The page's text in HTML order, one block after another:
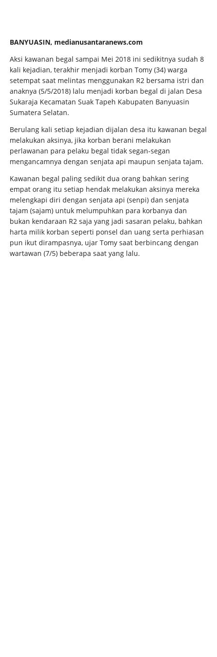
BANYUASIN, medianusantaranews.com
Aksi kawanan begal sampai Mei 2018 ini sedikitnya sudah 8
kali kejadian, terakhir menjadi korban Tomy (34) warga
setempat saat melintas menggunakan R2 bersama istri dan
anaknya (5/5/2018) lalu menjadi korban begal di jalan Desa
Sukaraja Kecamatan Suak Tapeh Kabupaten Banyuasin
Sumatera Selatan.
Berulang kali setiap kejadian dijalan desa itu kawanan begal
melakukan aksinya, jika korban berani melakukan
perlawanan para pelaku begal tidak segan-segan
mengancamnya dengan senjata api maupun senjata tajam.
Kawanan begal paling sedikit dua orang bahkan sering
empat orang itu setiap hendak melakukan aksinya mereka
melengkapi diri dengan senjata api (senpi) dan senjata
tajam (sajam) untuk melumpuhkan para korbanya dan
bukan kendaraan R2 saja yang jadi sasaran pelaku, bahkan
harta milik korban seperti ponsel dan uang serta perhiasan
pun ikut dirampasnya, ujar Tomy saat berbincang dengan
wartawan (7/5) beberapa saat yang lalu.